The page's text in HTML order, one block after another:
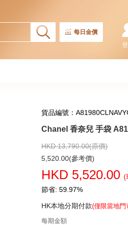
每日金價
貨品編號：
Chanel 香奈兒 手袋
HKD 13,790.00(原價)
5,520.00(參考價)
HKD 5,520.00 (
節省: 59.97%
HK本地分期付款(僅限當地門
每期金額
Chanel 香奈
Gp 單